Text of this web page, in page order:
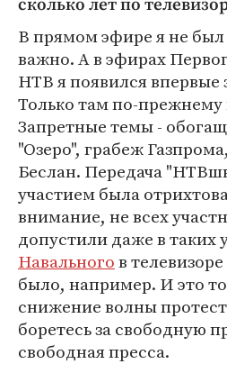
сколько лет по
В прямом эфире я не был
важно. А в эфирах
НТВ я появился впервые
Только там по-прежнему
Запретные темы -
"Озеро", грабеж
Беслан. Передача
участием была
внимание, не всех
допустили даже в таких
Навальногов
было, например. И это
снижение волны
боретесь за свободную
свободная пресса.